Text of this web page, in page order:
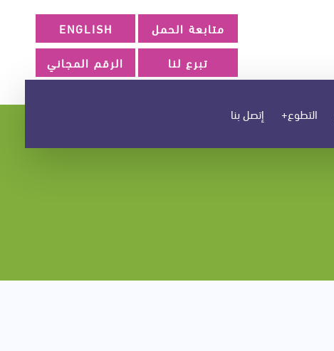
متابعة الحمل
ENGLISH
تبرع لنا
الرقم المجاني
التطوع+ إتصل بنا